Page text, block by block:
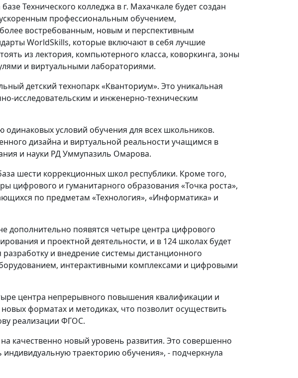
Технического колледжа в г. Махачкале будет создан
профессиональным обучением,
востребованным, новым и перспективным
WorldSkills, которые включают в себя лучшие
из лектория, компьютерного класса, коворкинга, зоны
и виртуальными лабораториями.
детский технопарк «Кванториум». Это уникальная
исследовательским и инженерно-техническим
условий обучения для всех школьников.
дизайна и виртуальной реальности учащимся в
и науки РД Уммупазиль Омарова.
шести коррекционных школ республики. Кроме того,
цифрового и гуманитарного образования «Точка роста»,
по предметам «Технология», «Информатика» и
дополнительно появятся четыре центра цифрового
и проектной деятельности, и в 124 школах будет
и внедрение системы дистанционного
интерактивными комплексами и цифровыми
центра непрерывного повышения квалификации и
форматах и методиках, что позволит осуществить
реализации ФГОС.
качественно новый уровень развития. Это совершенно
траекторию обучения», - подчеркнула